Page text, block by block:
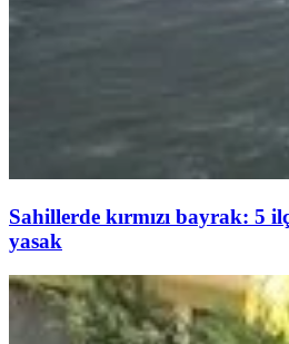
Sahillerde kırmızı bayrak: 5
yasak